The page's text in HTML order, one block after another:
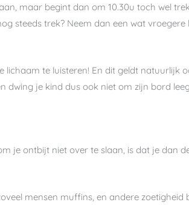
maar begint dan om 10.30u toch wel
steeds trek? Neem dan een wat
lichaam te luisteren! En dit geldt natuurlijk
dwing je kind dus ook niet om zijn bord
je ontbijt niet over te slaan, is dat je dan
mensen muffins, en andere